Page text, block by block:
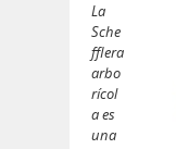
La
Sche
fflera
arbo
rícol
a es
una